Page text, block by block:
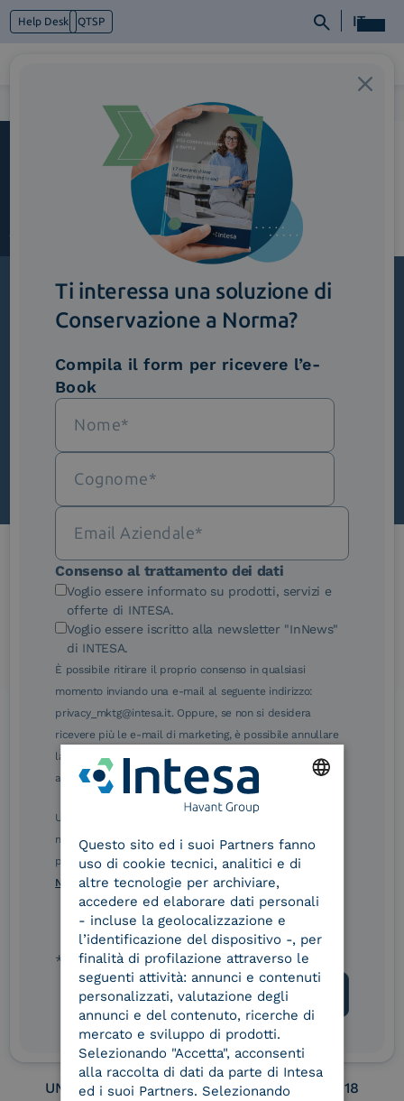
Help Desk QTSP IT
Cosa facciamo
Monarch_Automotive
Iscriviti alla newsletter
Novità, iniziative ed eventi dal mondo della
trasformazione digitale.
Scopri InNews
Le nostre certificazioni
eIDAS Qualified Trust
Service Provider
eIDAS Qualified Trust
Remote Qualified
Electronic Signature /
Seal Creation
Service Provider e
Aggregatore SPID
Service Provider e
Aggregatore CIE
Conservatore
qualificato
UNI EN ISO 37001
UNI EN ISO 9001 UNI EN ISO 27001
UNI EN ISO 27017 UNI EN ISO 27018
Ti interessa una soluzione di
Conservazione a Norma?
Compila il form per ricevere l’e-
Book
Consenso al trattamento dei dati
Voglio essere informato su prodotti, servizi e
offerte di INTESA.
Voglio essere iscritto alla newsletter "InNews"
di INTESA.
È possibile ritirare il proprio consenso in qualsiasi
momento inviando una e-mail al seguente indirizzo:
privacy_mktg@intesa.it. Oppure, se non si desidera
ricevere più le e-mail di marketing, è possibile annullare
la sottoscrizione facendo clic sul relativo link di
annullamento sottoscrizione, in qualsiasi e-mail.
Ulteriori informazioni sulle procedure sono disponibili
nelle Norme di tutela della privacy INTESA. Inoltrando il
presente modulo, dichiaro di aver letto e compreso le
Norme di tutela della privacy INTESA.
* campo obbligatorio
ITALIAN
Questo sito ed i suoi Partners fanno
uso di cookie tecnici, analitici e di
altre tecnologie per archiviare,
accedere ed elaborare dati personali
- incluse la geolocalizzazione e
l’identificazione del dispositivo -, per
finalità di profilazione attraverso le
seguenti attività: annunci e contenuti
personalizzati, valutazione degli
annunci e del contenuto, ricerche di
mercato e sviluppo di prodotti.
Selezionando "Accetta", acconsenti
alla raccolta di dati da parte di Intesa
ed i suoi Partners. Selezionando